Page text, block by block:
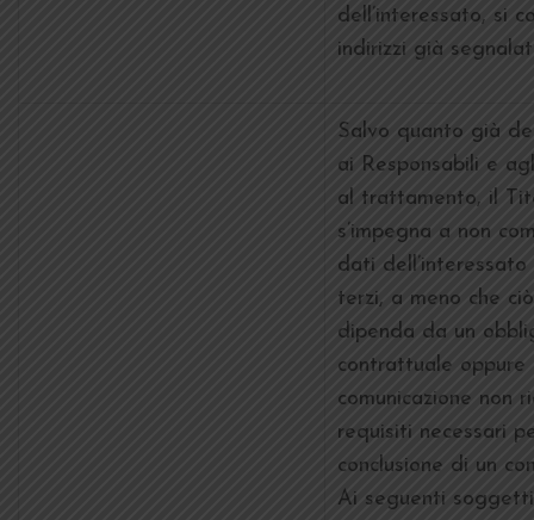
dell’interessato, si
indirizzi già
Salvo quanto già
ai Responsabili e
al trattamento, il
s’impegna a non
dati
terzi, a meno che
dipenda da un
contrattuale oppure
comunicazione non
requisiti necessari
conclusione di un
Ai seguenti